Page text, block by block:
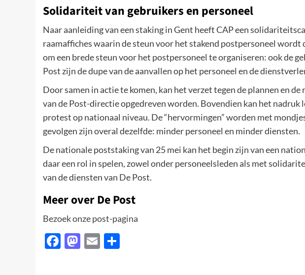
Solidariteit van gebruikers en personeel
Naar aanleiding van een staking in Gent heeft CAP een
raamaffiches waarin de steun voor het stakend postpersoneel
om een brede steun voor het postpersoneel te organiseren: ook de
Post zijn de dupe van de aanvallen op het personeel en de
Door samen in actie te komen, kan het verzet tegen de plannen en
van de Post-directie opgedreven worden. Bovendien kan het nadruk
protest op nationaal niveau. De “hervormingen” worden met
gevolgen zijn overal dezelfde: minder personeel en minder diensten.
De nationale poststaking van 25 mei kan het begin zijn van een
daar een rol in spelen, zowel onder personeelsleden als met
van de diensten van De Post.
Meer over De Post
Bezoek onze post-pagina
Facebook
Mastodon
Email